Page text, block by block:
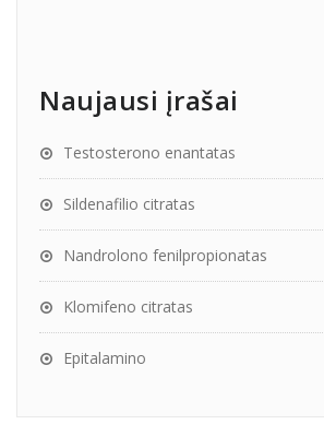
Naujausi įrašai
Testosterono enantatas
Sildenafilio citratas
Nandrolono fenilpropionatas
Klomifeno citratas
Epitalamino